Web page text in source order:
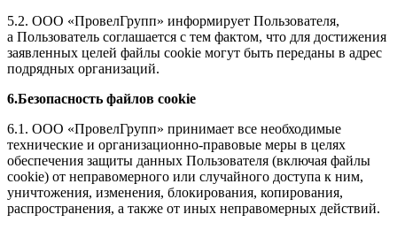
5.2. ООО «ПровелГрупп» информирует Пользователя,
а Пользователь соглашается с тем фактом, что для достижения
заявленных целей файлы cookie могут быть переданы в адрес
подрядных организаций.
6.Безопасность файлов cookie
6.1. ООО «ПровелГрупп» принимает все необходимые
технические и организационно-правовые меры в целях
обеспечения защиты данных Пользователя (включая файлы
cookie) от неправомерного или случайного доступа к ним,
уничтожения, изменения, блокирования, копирования,
распространения, а также от иных неправомерных действий.